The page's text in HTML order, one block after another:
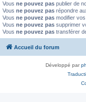
Vous ne pouvez pas publier de
Vous ne pouvez pas répondre
Vous ne pouvez pas modifier
Vous ne pouvez pas supprimer
Vous ne pouvez pas transférer
Accueil du forum
Développé par